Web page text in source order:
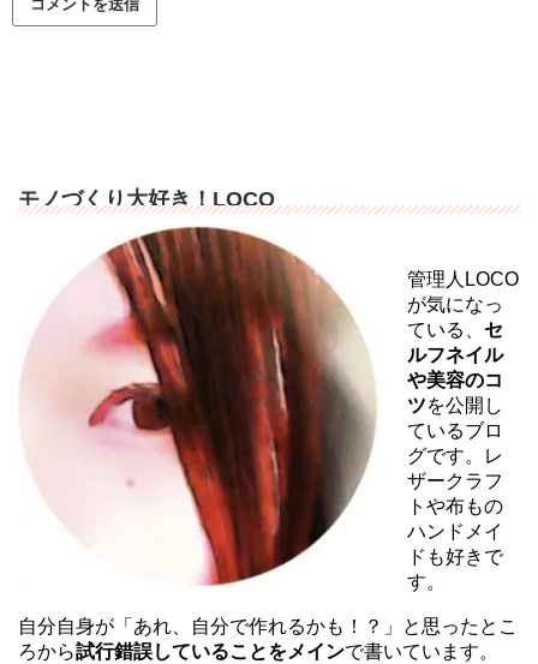
モノづくり大好き！LOCO
管理人LOCO
が気になっ
ている、 セ
ルフネイル
や美容のコ
ツを公開し
ているブロ
グです。レ
ザークラフ
トや布もの
ハンドメイ
ドも好きで
す。
自分自身が「あれ、自分で作れるかも！？」と思ったとこ
ろから試行錯誤していることをメインで書いています。